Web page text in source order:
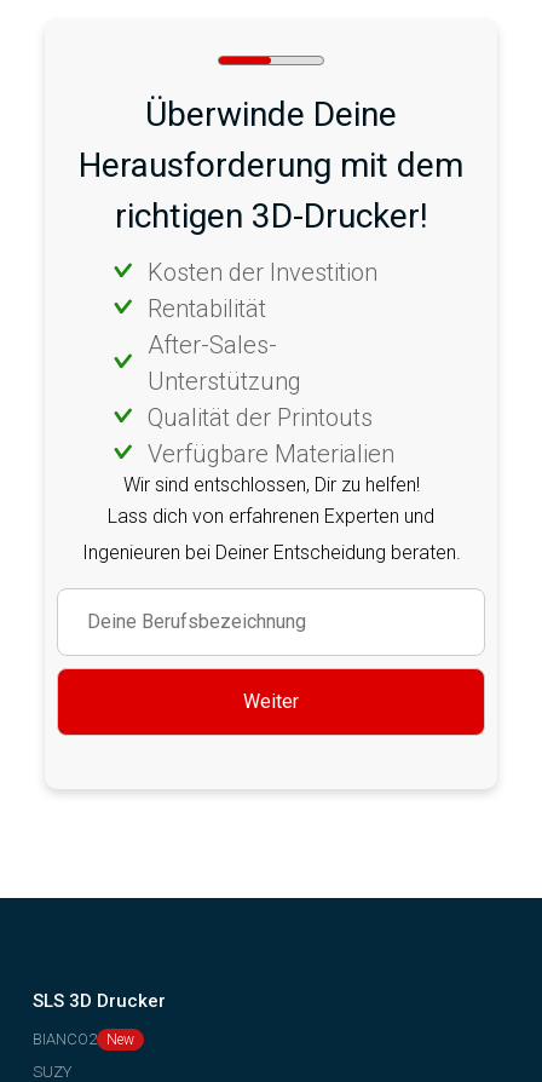
Überwinde Deine
Herausforderung mit dem
richtigen 3D-Drucker!
Kosten der Investition
Rentabilität
After-Sales-
Unterstützung
Qualität der Printouts
Verfügbare Materialien
Wir sind entschlossen, Dir zu helfen!
Lass dich von erfahrenen Experten und
Ingenieuren bei Deiner Entscheidung beraten.
Weiter
SLS 3D Drucker
BIANCO2
SUZY